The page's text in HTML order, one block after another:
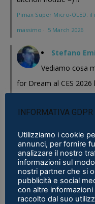
Pimax Super Micro-OLED:
massimo · 5 March 2026
Stefano
Vediamo cosa
for Dream al CES
sostanza i prodotti
Quest - VR ITALIA ·25
Fabio
Se fosse
Samsung Galaxy XR è
INFORMATIVA GDPR
Utilizziamo i cookie
annunci, per fornire
analizzare il nostro
informazioni sul
nostri partner che si
pubblicità e social
con altre
raccolto dal suo